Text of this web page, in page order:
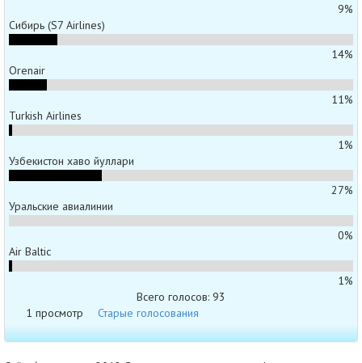
9%
Сибирь (S7 Airlines)
14%
Orenair
11%
Turkish Airlines
1%
Узбекистон хаво йуллари
27%
Уральские авиалинии
0%
Air Baltic
1%
Всего голосов: 93
1 просмотр
Старые голосования